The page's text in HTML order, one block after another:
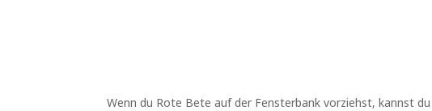
Wenn du Rote Bete auf der Fensterbank vorziehst, kannst